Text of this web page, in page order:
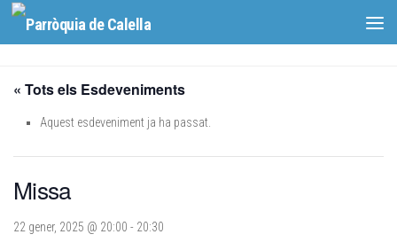
Skip to content
« Tots els Esdeveniments
Aquest esdeveniment ja ha passat.
Missa
22 gener, 2025 @ 20:00 - 20:30